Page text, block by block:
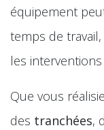
équipement
temps de
les
Que vous
des tranchées,